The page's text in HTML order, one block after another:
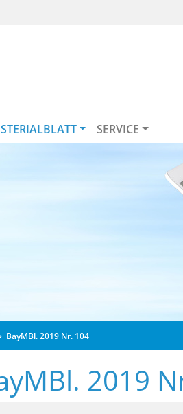
SERVICE
BayMBl. 2019 Nr. 104
2019